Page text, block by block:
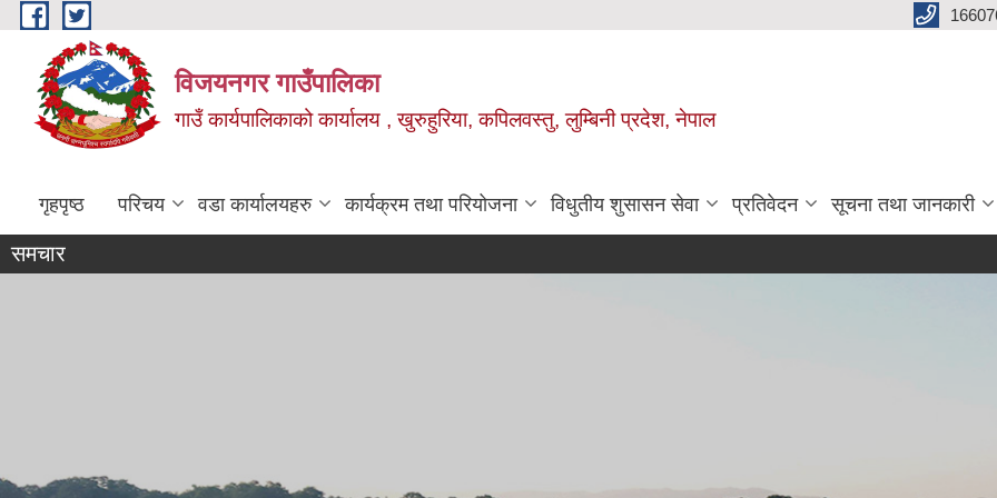
Skip to main content
विजयनगर गाउँपालिका
गाउँ कार्यपालिकाको कार्यालय , खुरुहुरिया, कपिलवस्तु, लुम्बिनी प्रदेश, नेपाल
गृहपृष्ठ परिचय वडा कार्यालयहरु कार्यक्रम तथा परियोजना विधुतीय शुसासन सेवा प्रतिवेदन सूचना तथा जानकारी
समचार